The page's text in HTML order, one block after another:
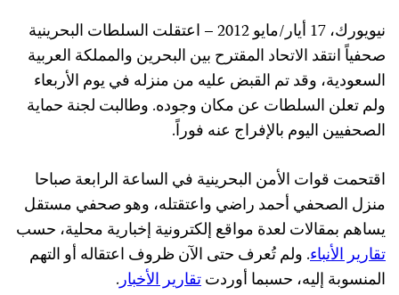
نيويورك، 17 أيار/مايو 2012 – اعتقلت السلطات البحرينية
صحفياً انتقد الاتحاد المقترح بين البحرين والمملكة العربية
السعودية، وقد تم القبض عليه من منزله في يوم الأربعاء
ولم تعلن السلطات عن مكان وجوده. وطالبت لجنة حماية
الصحفيين اليوم بالإفراج عنه فوراً.
اقتحمت قوات الأمن البحرينية في الساعة الرابعة صباحا
منزل الصحفي أحمد راضي واعتقتله، وهو صحفي مستقل
يساهم بمقالات لعدة مواقع إلكترونية إخبارية محلية، حسب
تقارير الأنباء. ولم تُعرف حتى الآن ظروف اعتقاله أو التهم
المنسوبة إليه، حسبما أوردتتقارير الأخبار.